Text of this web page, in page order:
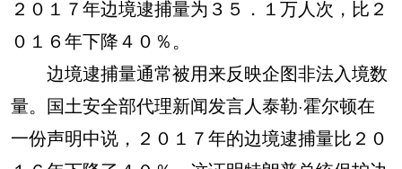
２０１７年边境逮捕量为３５．１万人次，比２
０１６年下降４０％。
边境逮捕量通常被用来反映企图非法入境数
量。国土安全部代理新闻发言人泰勒·霍尔顿在
一份声明中说，２０１７年的边境逮捕量比２０